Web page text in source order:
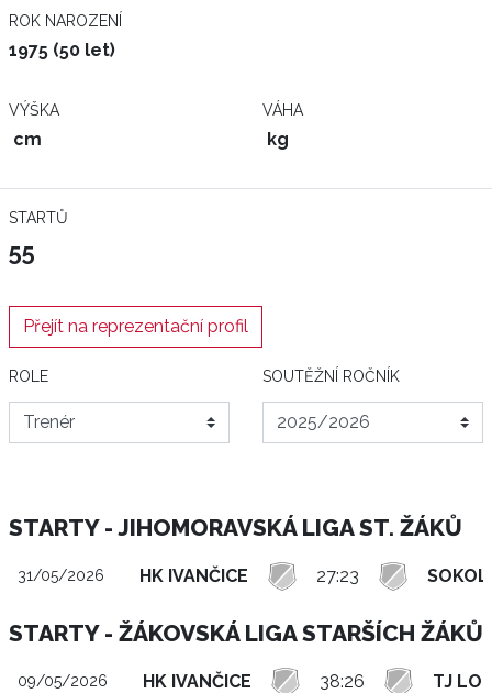
ROK NAROZENÍ
1975 (50 let)
VÝŠKA
cm
VÁHA
kg
STARTŮ
55
Přejít na reprezentační profil
ROLE SOUTĚŽNÍ ROČNÍK
STARTY - JIHOMORAVSKÁ LIGA ST. ŽÁKŮ
31/05/2026 HK IVANČICE 27:23
STARTY - ŽÁKOVSKÁ LIGA STARŠÍCH ŽÁKŮ
09/05/2026 HK IVANČICE 38:26 TJ